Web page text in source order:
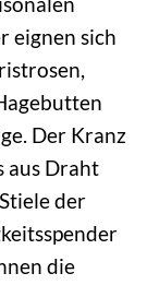
eignen sich
Der Kranz
aus Draht
der
die